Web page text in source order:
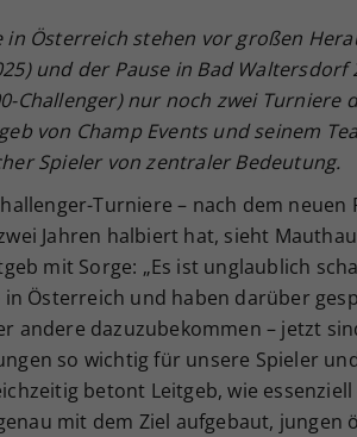
in Österreich stehen vor großen
und der Pause in Bad
Challenger) nur noch zwei Turniere
von Champ Events und seinem
Spieler von zentraler Bedeutung.
Turniere – nach dem
Jahren halbiert hat, sieht
mit Sorge: „Es ist unglaublich
Österreich und haben darüber
andere dazuzubekommen – jetzt
so wichtig für unsere Spieler
betont Leitgeb, wie
mit dem Ziel aufgebaut, jungen